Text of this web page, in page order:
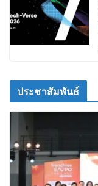
ประชาสัมพันธ์